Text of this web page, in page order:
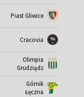
Piast Gliwice
Cracovia
Olimpia
Grudziądz
Górnik
Łęczna